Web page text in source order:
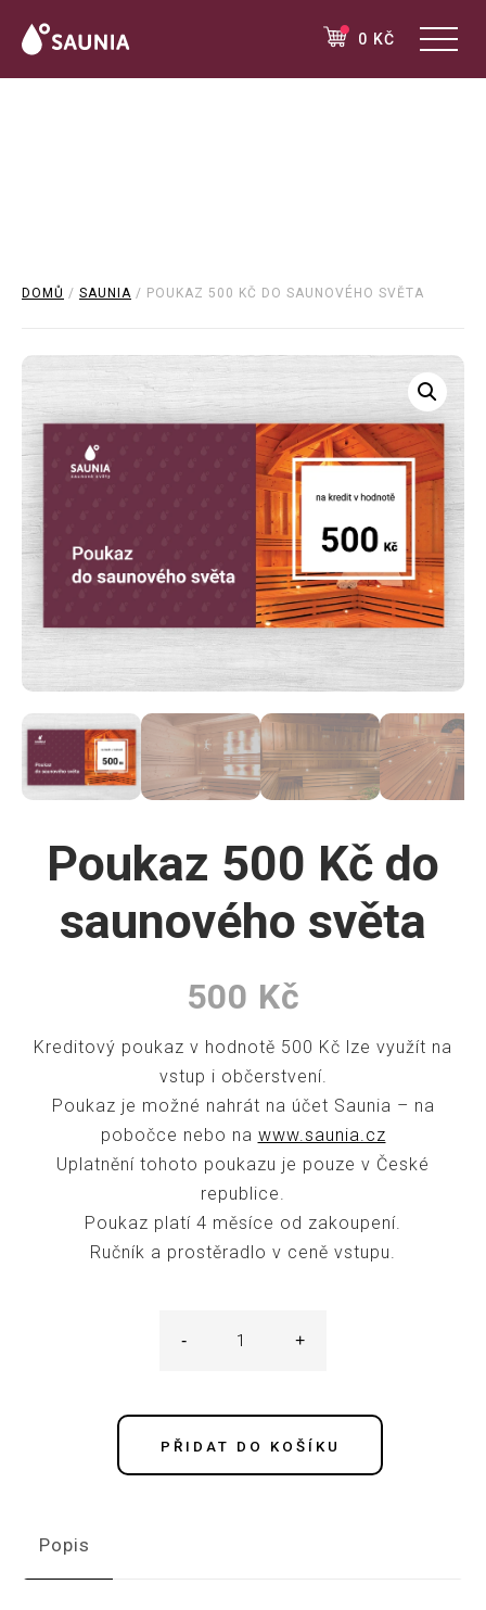
0 KČ
DOMŮ / SAUNIA / POUKAZ 500 KČ DO SAUNOVÉHO SVĚTA
Poukaz 500 Kč do
saunového světa
500 Kč
Kreditový poukaz v hodnotě 500 Kč lze využít na
vstup i občerstvení.
Poukaz je možné nahrát na účet Saunia – na
pobočce nebo na www.saunia.cz
Uplatnění tohoto poukazu je pouze v České
republice.
Poukaz platí 4 měsíce od zakoupení.
Ručník a prostěradlo v ceně vstupu.
-
Poukaz
saunového
množství
+
PŘIDAT DO KOŠÍKU
Popis